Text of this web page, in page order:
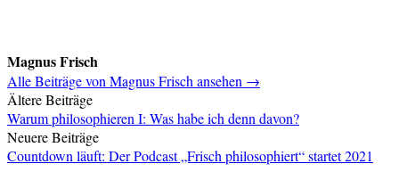
Magnus Frisch
Alle Beiträge von Magnus Frisch ansehen →
Beitragsnavigation
Ältere Beiträge
Warum philosophieren I: Was habe ich denn davon?
Neuere Beiträge
Countdown läuft: Der Podcast „Frisch philosophiert“ startet 2021